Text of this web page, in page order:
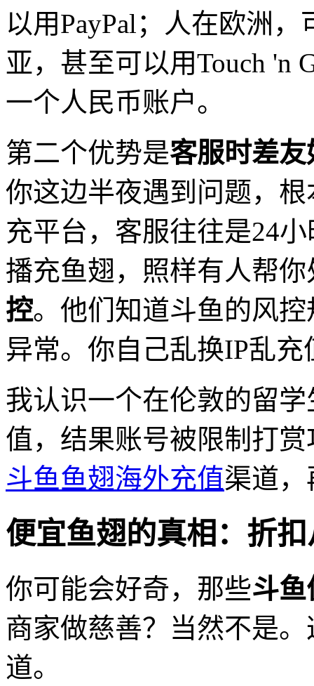
以用PayPal；人在欧洲
亚，甚至可以用Touch 'n
一个人民币账户。
第二个优势是客服时差友
你这边半夜遇到问题，
充平台，客服往往是24
播充鱼翅，照样有人帮你
控。他们知道斗鱼的风
异常。你自己乱换IP乱
我认识一个在伦敦的留
值，结果账号被限制打
斗鱼鱼翅海外充值渠道
便宜鱼翅的真相：折
你可能会好奇，那些斗鱼
商家做慈善？当然不是
道。